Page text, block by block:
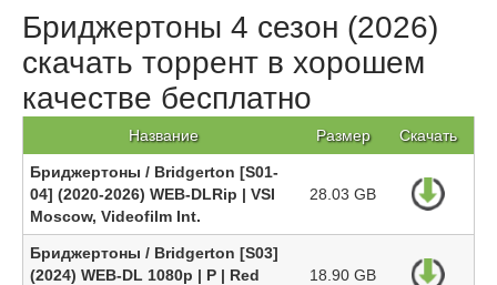
Бриджертоны 4 сезон (2026)
скачать торрент в хорошем
качестве бесплатно
Название Размер Скачать
Бриджертоны / Bridgerton [S01-
04] (2020-2026) WEB-DLRip | VSI
Moscow, Videofilm Int.
28.03 GB
Бриджертоны / Bridgerton [S03]
(2024) WEB-DL 1080p | P | Red
18.90 GB